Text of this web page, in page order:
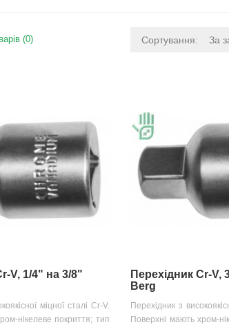
(0) Сортування: За
V, 1/4" на 3/8"
міцної сталі Cr-V.
нікелеве покриття; тип
Перехідник Cr-V,
Berg
Перехідник з
Поверхні мають хром-